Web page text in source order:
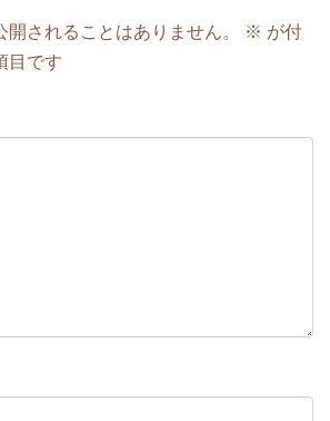
されることはありません。 ※ が付
目です